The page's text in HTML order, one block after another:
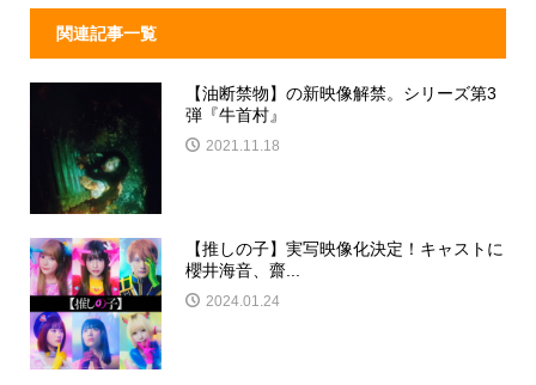
関連記事一覧
【油断禁物】の新映像解禁。シリーズ第3
弾『牛首村』
2021.11.18
【推しの子】実写映像化決定！キャストに
櫻井海音、齋...
2024.01.24